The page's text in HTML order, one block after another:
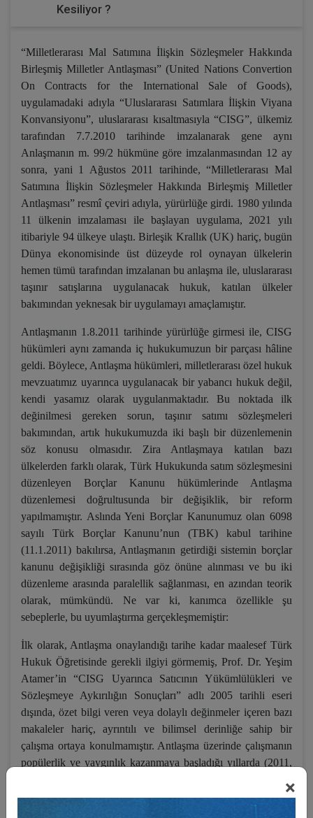
×
Kesiliyor ?
“Milletlerarası Mal Satımına İlişkin Sözleşmeler Hakkında
Birleşmiş Milletler Antlaşması” (United Nations Convertion
On Contracts for the International Sale of Goods),
uygulamadaki adıyla “Uluslararası Satımlara İlişkin Viyana
Konvansiyonu”, uluslararası kısaltmasıyla “CISG”, ülkemiz
tarafından 7.7.2010 tarihinde imzalanarak gene aynı
Anlaşmanın m. 99/2 hükmüne göre imzalanmasından 12 ay
sonra, yani 1 Ağustos 2011 tarihinde, “Milletlerarası Mal
Satımına İlişkin Sözleşmeler Hakkında Birleşmiş Milletler
Antlaşması” resmî çeviri adıyla, yürürlüğe girdi. 1980 yılında
11 ülkenin imzalaması ile başlayan uygulama, 2021 yılı
itibariyle 94 ülkeye ulaştı. Birleşik Krallık (UK) hariç, bugün
Dünya ekonomisinde üst düzeyde rol oynayan ülkelerin
hemen tümü tarafından imzalanan bu anlaşma ile, uluslararası
taşınır satışlarına uygulanacak hukuk, katılan ülkeler
bakımından yeknesak bir uygulamayı amaçlamıştır.
Antlaşmanın 1.8.2011 tarihinde yürürlüğe girmesi ile, CISG
hükümleri aynı zamanda iç hukukumuzun bir parçası hâline
geldi. Böylece, Antlaşma hükümleri, milletlerarası özel hukuk
mevzuatımız uyarınca uygulanacak bir yabancı hukuk değil,
kendi yasamız olarak uygulanmaktadır. Bu noktada ilk
değinilmesi gereken sorun, taşınır satımı sözleşmeleri
bakımından, artık hukukumuzda iki başlı bir düzenlemenin
söz konusu olmasıdır. Zira Antlaşmaya katılan bazı
ülkelerden farklı olarak, Türk Hukukunda satım sözleşmesini
düzenleyen Borçlar Kanunu hükümlerinde Antlaşma
düzenlemesi doğrultusunda bir değişiklik, bir reform
yapılmamıştır. Aslında Yeni Borçlar Kanunumuz olan 6098
sayılı Türk Borçlar Kanunu’nun (TBK) kabul tarihine
(11.1.2011) bakılırsa, Antlaşmanın getirdiği sistemin borçlar
kanunu değişikliği sırasında göz önüne alınması ve bu iki
düzenleme arasında paralellik sağlanması, en azından teorik
olarak, mümkündü. Ne var ki, kanımca özellikle şu
sebeplerle, bu uyumlaştırma gerçekleşmemiştir:
İlk olarak, Antlaşma onaylandığı tarihe kadar maalesef Türk
Hukuk Öğretisinde gerekli ilgiyi görmemiş, Prof. Dr. Yeşim
Atamer’in “CISG Uyarınca Satıcının Yükümlülükleri ve
Sözleşmeye Aykırılığın Sonuçları” adlı 2005 tarihli eseri
dışında, özet bilgi veren veya dolaylı değinmeler içeren bazı
makaleler hariç, ayrıntılı ve bilimsel derinliğe sahip bir
çalışma ortaya konulmamıştır. Antlaşma üzerinde çalışmanın
popülerlik ve yaygınlık kazanmaya başladığı yıllarda (2011,
TBK tasarısı üzerinde yıllarca süren çalışmalar sona ermiş ve